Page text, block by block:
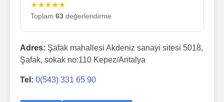
★★★★★
Toplam 63 değerlendirme
Adres: Şafak mahallesi Akdeniz sanayi sitesi 5018,
Şafak, sokak no:110 Kepez/Antalya
Tel: 0(543) 331 65 90